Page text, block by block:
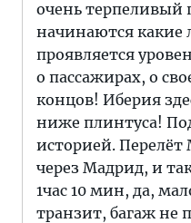
очень терпеливый
начинаются какие
проявляется
о пассажирах, о
концов! Иберия
ниже плинтуса!
историей.
через Мадрид, и
1час 10 мин, да,
транзит, багаж не